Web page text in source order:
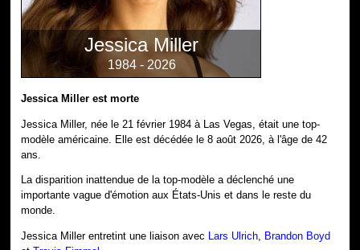
Jessica Miller
1984 - 2026
Jessica Miller est morte
Jessica Miller, née le 21 février 1984 à Las Vegas, était une top-
modèle américaine. Elle est décédée le 8 août 2026, à l'âge de 42
ans.
La disparition inattendue de la top-modèle a déclenché une
importante vague d'émotion aux États-Unis et dans le reste du
monde.
Jessica Miller entretint une liaison avec Lars Ulrich, Brandon Boyd